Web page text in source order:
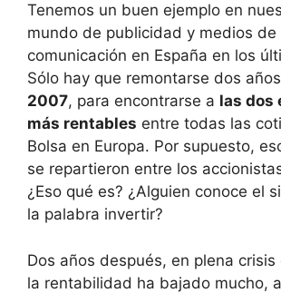
Tenemos un buen ejemplo en
mundo de publicidad y medios de
comunicación en España en los
Sólo hay que remontarse dos
2007, para encontrarse a las dos
más rentables entre todas las
Bolsa en Europa. Por supuesto,
se repartieron entre los
¿Eso qué es? ¿Alguien conoce el
la palabra invertir?
Dos años después, en plena crisis
la rentabilidad ha bajado mucho,